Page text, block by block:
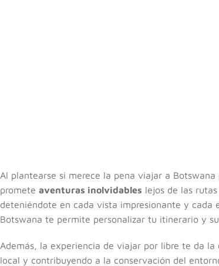
Al plantearse si merece la pena viajar a
promete aventuras inolvidables lejos de las
deteniéndote en cada vista impresionante y cada
Botswana te permite personalizar tu itinerario y
Además, la experiencia de viajar por libre te da
local y contribuyendo a la conservación del